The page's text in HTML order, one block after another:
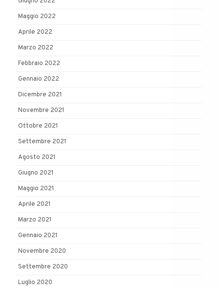
Maggio 2022
Aprile 2022
Marzo 2022
Febbraio 2022
Gennaio 2022
Dicembre 2021
Novembre 2021
Ottobre 2021
Settembre 2021
Agosto 2021
Giugno 2021
Maggio 2021
Aprile 2021
Marzo 2021
Gennaio 2021
Novembre 2020
Settembre 2020
Luglio 2020